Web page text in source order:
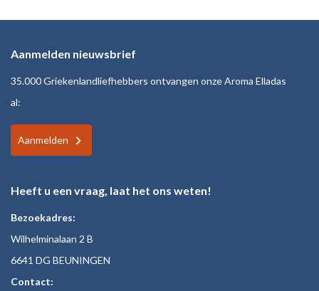
Aanmelden nieuwsbrief
35.000 Griekenlandliefhebbers ontvangen onze Aroma Elladas
al:
Aanmelden
Heeft u een vraag, laat het ons weten!
Bezoekadres:
Wilhelminalaan 2 B
6641 DG BEUNINGEN
Contact: